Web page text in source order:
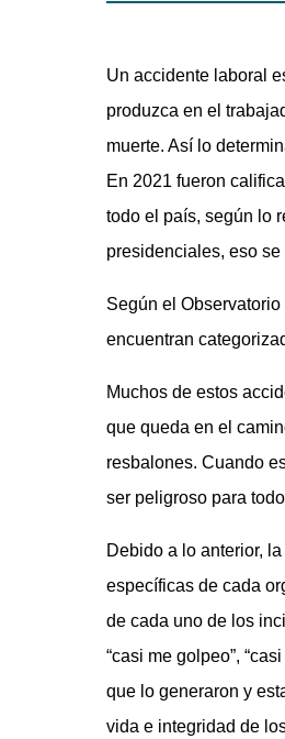
Un accidente laboral
produzca en el
muerte. Así lo
En 2021 fueron
todo el país, según lo
presidenciales, eso
Según el
encuentran
Muchos de estos
que queda en el
resbalones. Cuando
ser peligroso para
Debido a lo anterior,
específicas de cada
de cada uno de los
“casi me golpeo”,
que lo generaron y
vida e integridad de